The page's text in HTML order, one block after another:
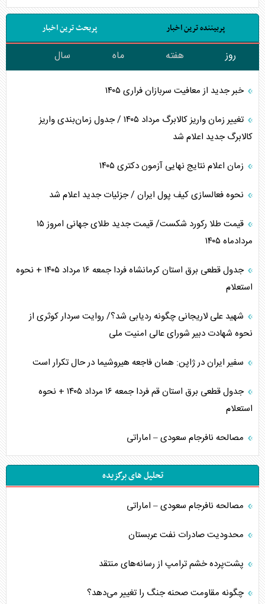
پربیننده ترین اخبار پربحث ترین اخبار
روز هفته ماه سال
خبر جدید از معافیت سربازان فراری ۱۴۰۵
تغییر زمان واریز کالابرگ مرداد ۱۴۰۵ / جدول زمان‌بندی واریز
کالابرگ جدید اعلام شد
زمان اعلام نتایج نهایی آزمون دکتری ۱۴۰۵
نحوه فعالسازی کیف پول ایران / جزئیات جدید اعلام شد
قیمت طلا رکورد شکست/ قیمت جدید طلای جهانی امروز ۱۵
مردادماه ۱۴۰۵
جدول قطعی برق استان کرمانشاه فردا جمعه ۱۶ مرداد ۱۴۰۵ + نحوه
استعلام
شهید علی لاریجانی چگونه ردیابی شد؟/ روایت سردار کوثری از
نحوه شهادت دبیر شورای عالی امنیت ملی
سفیر ایران در ژاپن: همان فاجعه هیروشیما در حال تکرار است
جدول قطعی برق استان قم فردا جمعه ۱۶ مرداد ۱۴۰۵ + نحوه
استعلام
مصالحه نافرجام سعودی – اماراتی
تحلیل های برگزیده
مصالحه نافرجام سعودی – اماراتی
محدودیت صادرات نفت عربستان
پشت‌پرده خشم ترامپ از رسانه‌های منتقد
چگونه مقاومت صحنه جنگ را تغییر می‌دهد؟